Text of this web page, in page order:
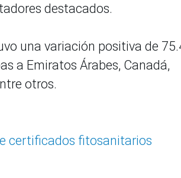
destacados.
una variación positiva de
a Emiratos Árabes, Canadá,
otros.
certificados fitosanitarios